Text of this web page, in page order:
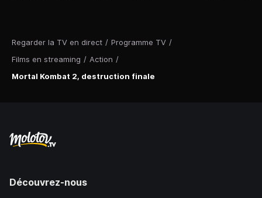
Regarder la TV en direct / Programme TV /
Films en streaming / Action /
Mortal Kombat 2, destruction finale
Découvrez-nous